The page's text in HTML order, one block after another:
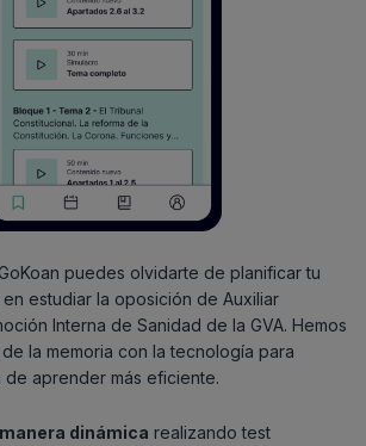
puedes olvidarte de planificar tu
estudiar la oposición de Auxiliar
Interna de Sanidad de la GVA. Hemos
la memoria con la tecnología para
de aprender más eficiente.
dinámica realizando test